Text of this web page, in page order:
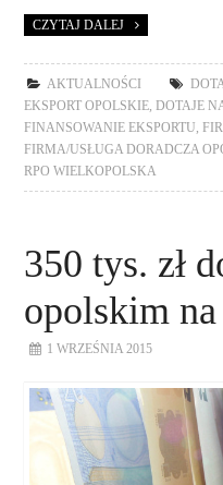
CZYTAJ DALEJ
AKTUALNOŚCI
EKSPORT OPOLSKIE ,DOTAJE
FINANSOWANIE EKSPORTU ,
FIRMA/USŁUGA DORADCZA
RPO WIELKOPOLSKA
350 tys. zł
opolskim
1 WRZEŚNIA 2015